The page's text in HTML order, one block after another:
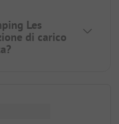
Les
di carico